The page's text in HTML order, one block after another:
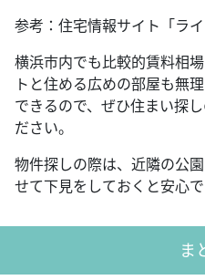
参考：住宅情報サイト「ライ
横浜市内でも比較的賃料相
トと住める広めの部屋も無
できるので、ぜひ住まい探
ださい。
物件探しの際は、近隣の公
せて下見をしておくと安心で
ま